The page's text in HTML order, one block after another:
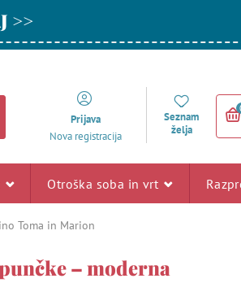
>>
Prijava
Nova registracija
Seznam
želja
Otroška soba in vrt
Toma in Marion
– moderna